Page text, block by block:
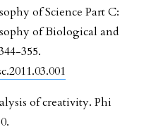
of Science Part C:
of Biological and
355.
of creativity. Phi